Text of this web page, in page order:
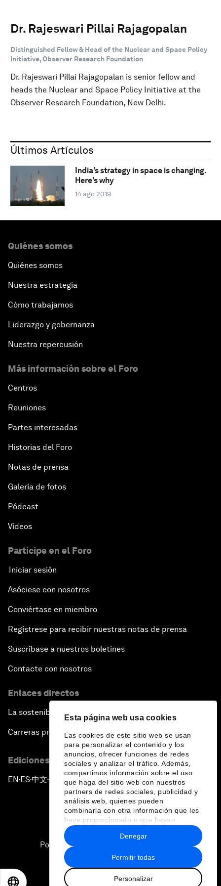
Esta página web usa cookies
Las cookies de este sitio web se usan
para personalizar el contenido y los
anuncios, ofrecer funciones de redes
sociales y analizar el tráfico. Además,
compartimos información sobre el uso
que haga del sitio web con nuestros
partners de redes sociales, publicidad y
análisis web, quienes pueden
combinarla con otra información que les
haya proporcionado o que hayan
recopilado a partir del uso que haya
hecho de sus servicios.
Permitir todas
Personalizar
Denegar
Dr. Rajeswari Pillai Rajagopalan
Distinguished Fellow & Head of the Nuclear and Space Policy
Initiative, Observer Research Foundation
Dr. Rajeswari Pillai Rajagopalan is senior fellow and
heads the Nuclear and Space Policy Initiative at the
Observer Research Foundation, New Delhi.
Últimos Artículos
India's strategy in space is changing.
Here's why
14 ago 2019
Quiénes somos
Quiénes somos
Nuestra estrategia
Cómo trabajamos
Liderazgo y gobernanza
Nuestra repercusión
Más información sobre el Foro
Centros
Reuniones
Partes interesadas
Historias del Foro
Notas de prensa
Galería de fotos
Pódcast
Vídeos
Participe en el Foro
Iniciar sesión
Asóciese con nosotros
Conviértase en miembro
Regístrese para recibir nuestras notas de prensa
Suscríbase a nuestros boletines
Contacte con nosotros
Enlaces directos
La sostenibilidad en el Foro
Carreras profesionales
Ediciones en otros idiomas
EN ▪ES▪中文▪ 日本語
Política de privacidad y normas de uso
Sitemap
2026 Foro Económico Mundial